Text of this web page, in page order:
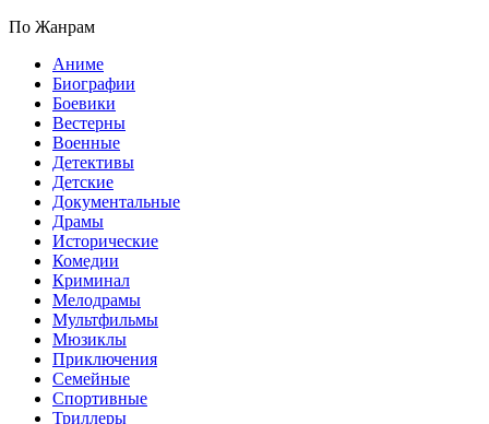
По Жанрам
Аниме
Биографии
Боевики
Вестерны
Военные
Детективы
Детские
Документальные
Драмы
Исторические
Комедии
Криминал
Мелодрамы
Мультфильмы
Мюзиклы
Приключения
Семейные
Спортивные
Триллеры